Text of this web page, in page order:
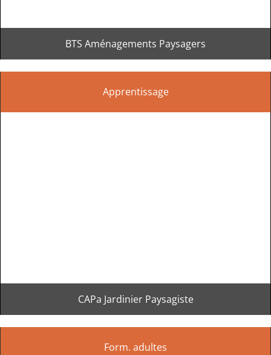
BTS Aménagements Paysagers
Apprentissage
CAPa Jardinier Paysagiste
Form. adultes